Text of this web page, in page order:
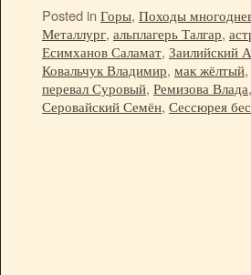
Posted in Горы, Походы
Металлург, альплагерь Талгар,
Есимханов Саламат, Заилийский
Ковальчук Владимир, мак жёлтый,
перевал Суровый, Ремизова Влада,
Серовайский Семён, Сессюрея